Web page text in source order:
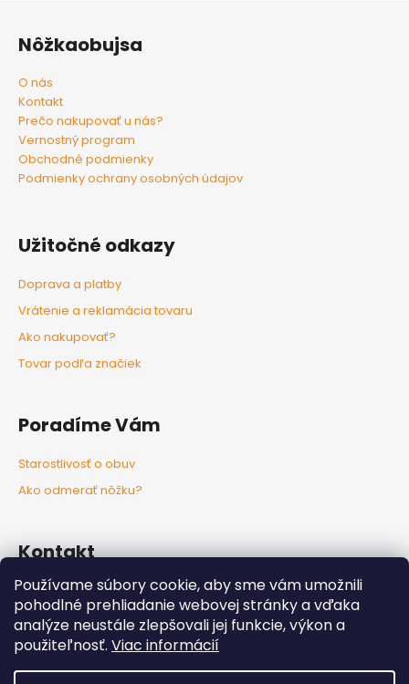
Používame súbory cookie, aby sme vám umožnili
pohodlné prehliadanie webovej stránky a vďaka
analýze neustále zlepšovali jej funkcie, výkon a
použiteľnosť. Viac informácií
Nôžkaobujsa
O nás
Kontakt
Prečo nakupovať u nás?
Vernostný program
Obchodné podmienky
Podmienky ochrany osobných údajov
Užitočné odkazy
Doprava a platby
Vrátenie a reklamácia tovaru
Ako nakupovať?
Tovar podľa značiek
Poradíme Vám
Starostlivosť o obuv
Ako odmerať nôžku?
Kontakt
info@nozkaobujsa.sk
+421907383063
Nozkaobujsa.sk
Nozkaobujsa